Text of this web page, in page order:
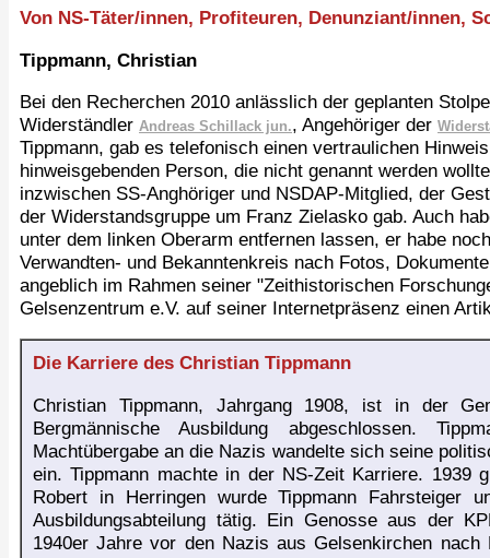
Von NS-Täter/innen, Profiteuren, Denunziant/innen,
Tippmann, Christian
Bei den Recherchen 2010 anlässlich der geplanten
Widerständler Andreas Schillack jun., Angehöriger der
Tippmann, gab es telefonisch einen vertraulichen
hinweisgebenden Person, die nicht genannt werden
inzwischen SS-Anghöriger und NSDAP-Mitglied, der
der Widerstandsgruppe um Franz Zielasko gab. Auch
unter dem linken Oberarm entfernen lassen, er habe
Verwandten- und Bekanntenkreis nach Fotos,
angeblich im Rahmen seiner "Zeithistorischen
Gelsenzentrum e.V. auf seiner Internetpräsenz einen
Die Karriere des Christian Tippmann
Christian Tippmann, Jahrgang 1908, ist in der
Bergmännische Ausbildung abgeschlossen.
Machtübergabe an die Nazis wandelte sich seine
ein. Tippmann machte in der NS-Zeit Karriere. 1939
Robert in Herringen wurde Tippmann Fahrsteiger
Ausbildungsabteilung tätig. Ein Genosse aus der
1940er Jahre vor den Nazis aus Gelsenkirchen